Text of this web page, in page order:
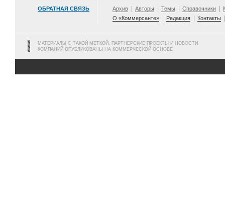
ОБРАТНАЯ СВЯЗЬ Архив Авторы Темы Справочники
О «Коммерсанте»
Редакция Контакты
МАТЕРИАЛЫ С ТАКОЙ МЕТКОЙ, ПАРТНЕРСКИЕ ПРОЕКТЫ И НОВОСТИ
КОМПАНИЙ ОПУБЛИКОВАНЫ НА КОММЕРЧЕСКОЙ ОСНОВЕ